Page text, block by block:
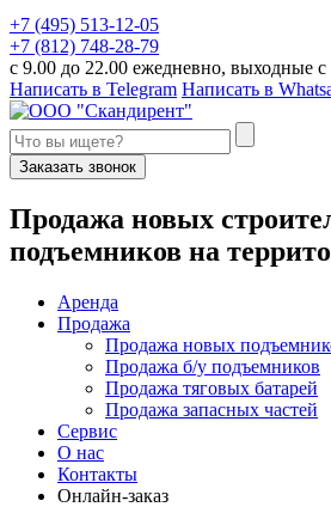
+7 (495) 513-12-05
+7 (812) 748-28-79
с 9.00 до 22.00 ежедневно, выходные с
Написать в Telegram Написать в
Заказать звонок
Продажа новых
подъемников на
Аренда
Продажа
Продажа новых
Продажа б/у подъемников
Продажа тяговых батарей
Продажа запасных частей
Сервис
О нас
Контакты
Онлайн-заказ